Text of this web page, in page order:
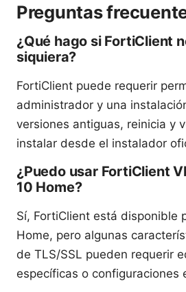
Preguntas
¿Qué hago si FortiClient
siquiera?
FortiClient puede requerir
administrador y una
versiones antiguas, reinicia y
instalar desde el instalador
¿Puedo usar FortiClient
10 Home?
Sí, FortiClient está disponible
Home, pero algunas
de TLS/SSL pueden requerir
específicas o configuraciones